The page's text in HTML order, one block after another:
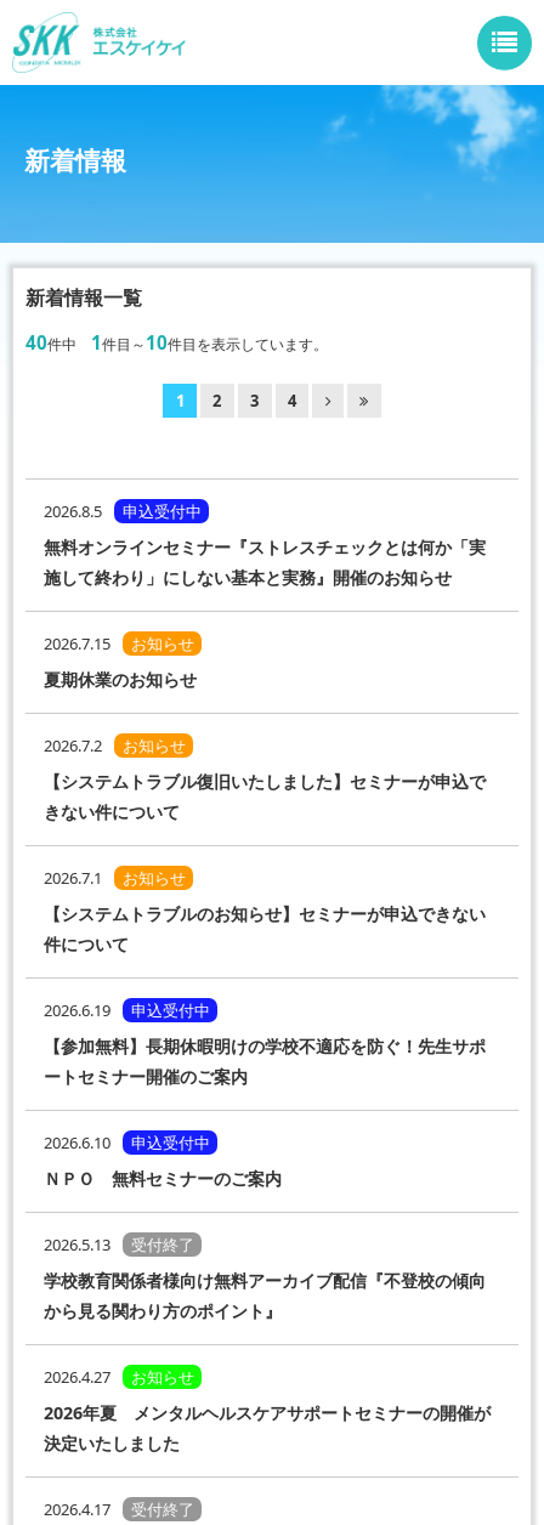
新着情報
新着情報一覧
40件中 1件目～10件目を表示しています。
1 2 3 4
2026.8.5 申込受付中
無料オンラインセミナー『ストレスチェックとは何か「実
施して終わり」にしない基本と実務』開催のお知らせ
2026.7.15 お知らせ
夏期休業のお知らせ
2026.7.2 お知らせ
【システムトラブル復旧いたしました】セミナーが申込で
きない件について
2026.7.1 お知らせ
【システムトラブルのお知らせ】セミナーが申込できない
件について
2026.6.19 申込受付中
【参加無料】長期休暇明けの学校不適応を防ぐ！先生サポ
ートセミナー開催のご案内
2026.6.10 申込受付中
ＮＰＯ 無料セミナーのご案内
2026.5.13 受付終了
学校教育関係者様向け無料アーカイブ配信『不登校の傾向
から見る関わり方のポイント』
2026.4.27 お知らせ
2026年夏 メンタルヘルスケアサポートセミナーの開催が
決定いたしました
2026.4.17 受付終了